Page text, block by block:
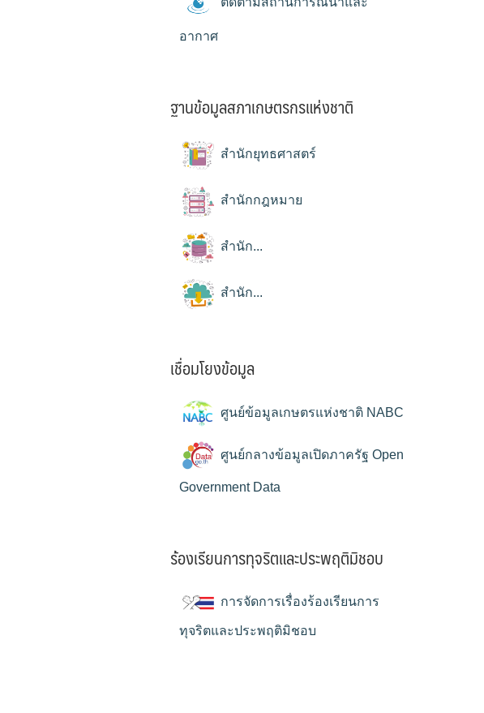
อากาศ
ฐานข้อมูลสภาเกษตรกรแห่งชาติ
สำนักยุทธศาสตร์
สำนักกฎหมาย
สำนัก...
สำนัก...
เชื่อมโยงข้อมูล
ศูนย์ข้อมูลเกษตรแห่งชาติ NABC
ศูนย์กลางข้อมูลเปิดภาครัฐ Open
Government Data
ร้องเรียนการทุจริตและประพฤติมิชอบ
การจัดการเรื่องร้องเรียนการ
ทุจริตและประพฤติมิชอบ